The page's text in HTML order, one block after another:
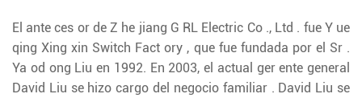
El ante ces or de Z he jiang G RL Electric Co ., Ltd . fue Y ue
qing Xing xin Switch Fact ory , que fue fundada por el Sr .
Ya od ong Liu en 1992. En 2003, el actual ger ente general
David Liu se hizo cargo del negocio familiar . David Liu se